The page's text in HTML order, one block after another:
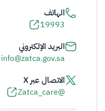
الهاتف
19993
البريد الإلكتروني
info@zatca.gov.sa
الاتصال عبر X
@Zatca_care